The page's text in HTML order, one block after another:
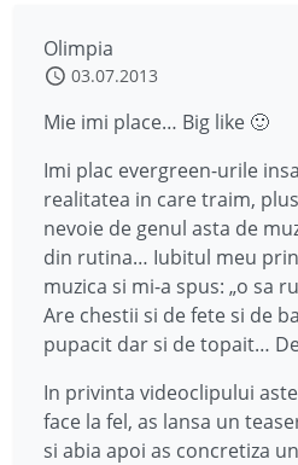
Olimpia
03.07.2013
Mie imi place… Big like 🙂
Imi plac evergreen-urile
realitatea in care traim,
nevoie de genul asta de
din rutina… Iubitul meu
muzica si mi-a spus: „o sa
Are chestii si de fete si de
pupacit dar si de topait…
In privinta videoclipului
face la fel, as lansa un
si abia apoi as concretiza